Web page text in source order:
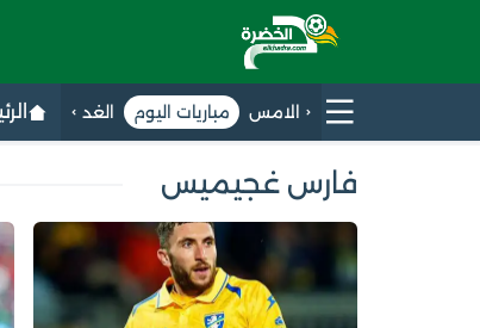
الامس مباريات اليوم الغد
فارس غجيميس